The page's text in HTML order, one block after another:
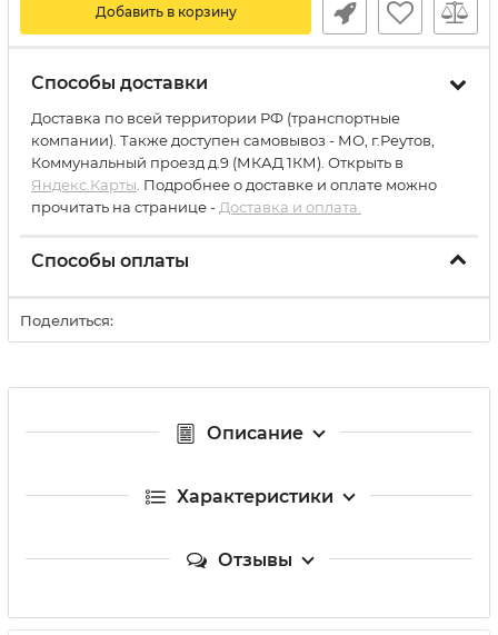
Добавить в корзину
Способы доставки
Доставка по всей территории РФ (транспортные
компании). Также доступен самовывоз - МО, г.Реутов,
Коммунальный проезд д.9 (МКАД 1КМ). Открыть в
Яндекс.Карты . Подробнее о доставке и оплате можно
прочитать на странице - Доставка и оплата.
Способы оплаты
Поделиться:
Описание
Характеристики
Отзывы